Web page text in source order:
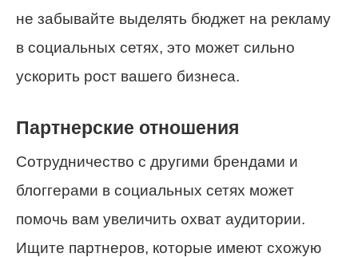
не забывайте выделять бюджет на рекламу
в социальных сетях, это может сильно
ускорить рост вашего бизнеса.
Партнерские отношения
Сотрудничество с другими брендами и
блоггерами в социальных сетях может
помочь вам увеличить охват аудитории.
Ищите партнеров, которые имеют схожую